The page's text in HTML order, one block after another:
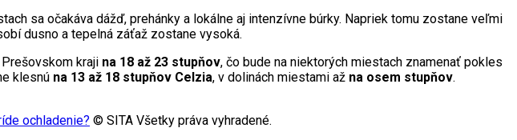
sa očakáva dážď, prehánky a lokálne aj intenzívne búrky. Napriek tomu zostane veľmi
dusno a tepelná záťaž zostane vysoká.
kraji na 18 až 23 stupňov, čo bude na niektorých miestach znamenať pokles
klesnú na 13 až 18 stupňov Celzia, v dolinách miestami až na osem stupňov.
ochladenie? © SITA Všetky práva vyhradené.